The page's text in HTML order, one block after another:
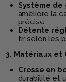
Système de
améliore la
précise.
Détente
tir selon les
3. Matériaux et
Crosse en
durabilité et